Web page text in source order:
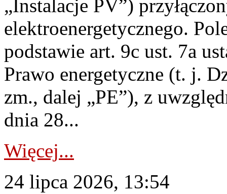
„Instalacje PV”)
elektroenergetycznego.
podstawie art. 9c ust. 7a
Prawo energetyczne (t. j.
zm., dalej „PE”), z
dnia 28...
Więcej...
24 lipca 2026, 13:54